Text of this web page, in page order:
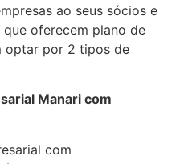
ao seus sócios e
oferecem plano de
optar por 2 tipos de
Manari com
com